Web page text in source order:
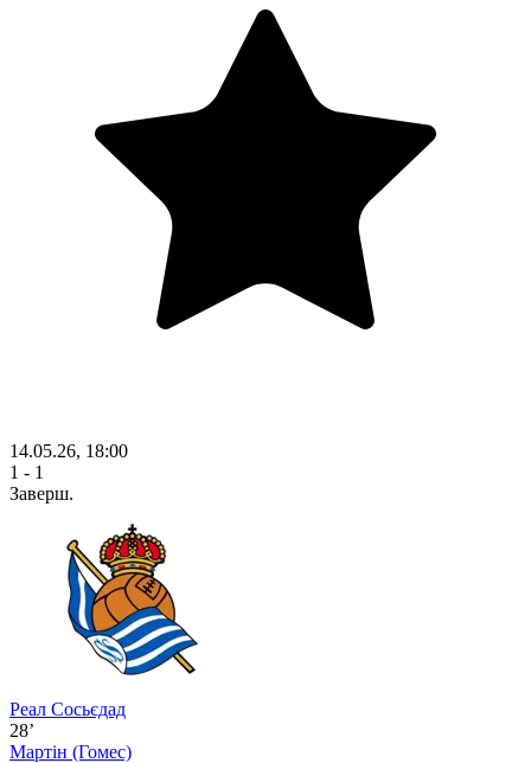
14.05.26, 18:00
1 - 1
Заверш.
Реал Сосьєдад
28’
Мартін (Гомес)